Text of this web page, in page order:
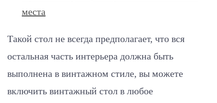
места
Такой стол не всегда предполагает, что вся
остальная часть интерьера должна быть
выполнена в винтажном стиле, вы можете
включить винтажный стол в любое